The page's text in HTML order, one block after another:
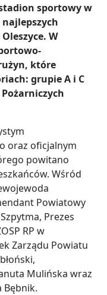
sportowy w
W
które
grupie A i C
oraz oficjalnym
powitano
Wśród
Powiatowy
Prezes
RP w
Zarządu Powiatu
Mulińska wraz
Bębnik.